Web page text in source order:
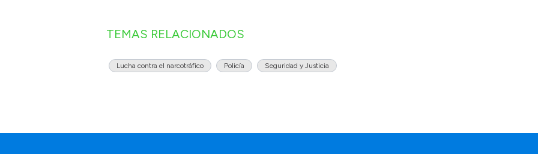
TEMAS RELACIONADOS
Lucha contra el narcotráfico Policía Seguridad y Justicia